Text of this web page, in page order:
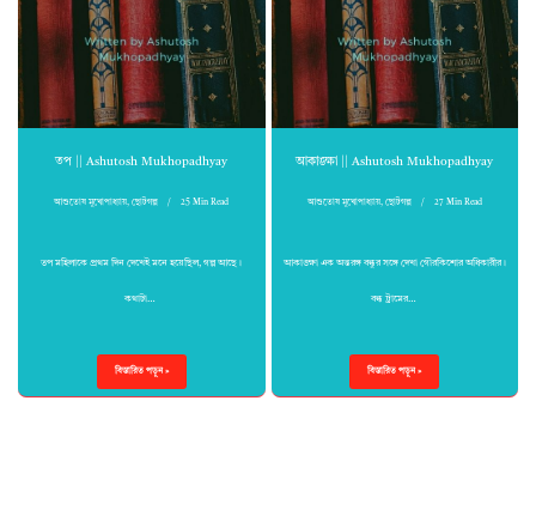
তপ || Ashutosh Mukhopadhyay
আশুতোষ মুখোপাধ্যায়,ছোটগল্প 25 Min Read
তপ মহিলাকে প্রথম দিন দেখেই মনে হয়েছিল, গল্প আছে।
কথাটা…
বিস্তারিত পড়ুন »
আকাঙ্ক্ষা || Ashutosh Mukhopadhyay
আশুতোষ মুখোপাধ্যায়, ছোটগল্প 27 Min Read
আকাঙ্ক্ষা এক অন্তরঙ্গ বন্ধুর সঙ্গে দেখা গৌরকিশোর অধিকারীর।
বন্ধ ট্রামের…
বিস্তারিত পড়ুন »